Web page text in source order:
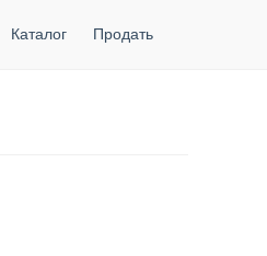
Каталог Продать